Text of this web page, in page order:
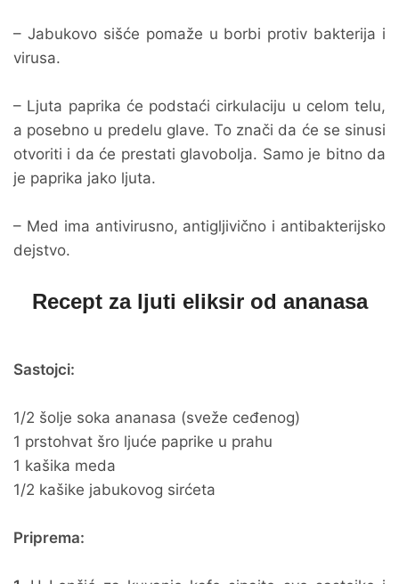
– Jabukovo sišće pomaže u borbi protiv bakterija i
virusa.
– Ljuta paprika će podstaći cirkulaciju u celom telu,
a posebno u predelu glave. To znači da će se sinusi
otvoriti i da će prestati glavobolja. Samo je bitno da
je paprika jako ljuta.
– Med ima antivirusno, antigljivično i antibakterijsko
dejstvo.
Recept za ljuti eliksir od ananasa
Sastojci:
1/2 šolje soka ananasa (sveže ceđenog)
1 prstohvat šro ljuće paprike u prahu
1 kašika meda
1/2 kašike jabukovog sirćeta
Priprema: